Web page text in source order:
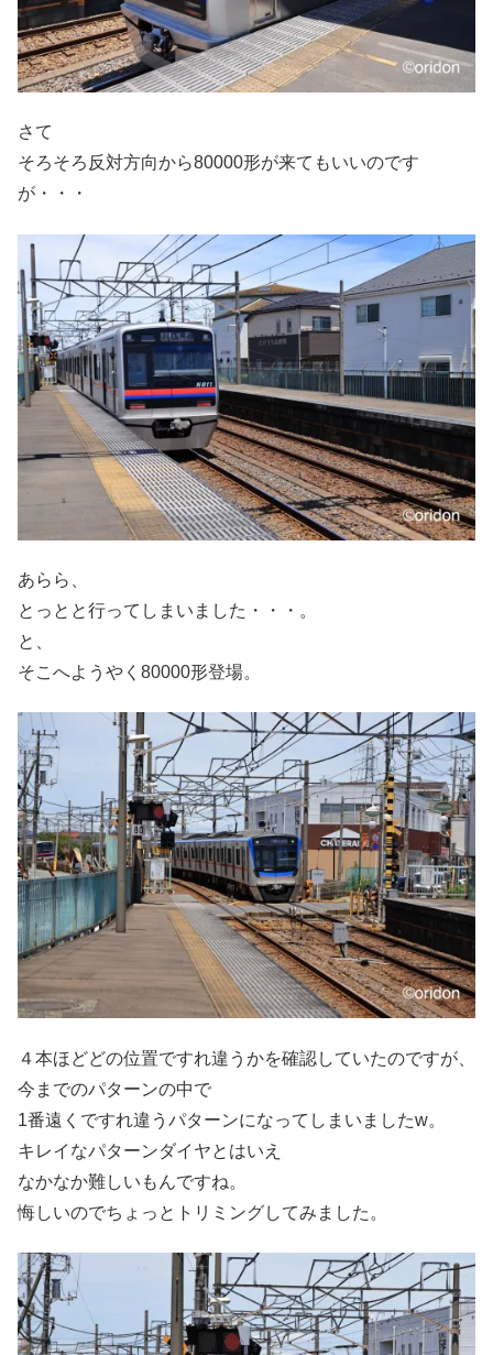
さて
そろそろ反対方向から80000形が来てもいいのです
が・・・
あらら、
とっとと行ってしまいました・・・。
と、
そこへようやく80000形登場。
４本ほどどの位置ですれ違うかを確認していたのですが、
今までのパターンの中で
1番遠くですれ違うパターンになってしまいましたw。
キレイなパターンダイヤとはいえ
なかなか難しいもんですね。
悔しいのでちょっとトリミングしてみました。